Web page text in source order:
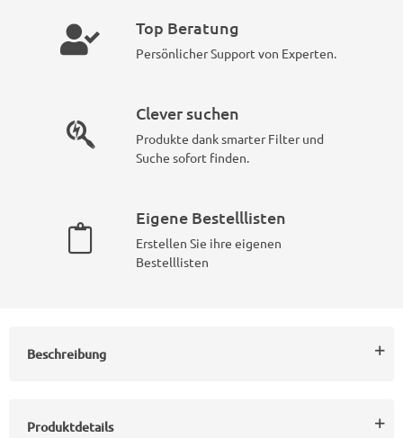
Top Beratung
Persönlicher Support von Experten.
Clever suchen
Produkte dank smarter Filter und
Suche sofort finden.
Eigene Bestelllisten
Erstellen Sie ihre eigenen
Bestelllisten
Beschreibung
Produktdetails